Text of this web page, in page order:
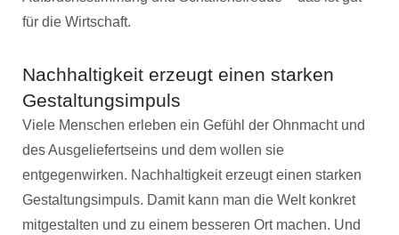
für die Wirtschaft.
Nachhaltigkeit erzeugt einen starken
Gestaltungsimpuls
Viele Menschen erleben ein Gefühl der Ohnmacht und
des Ausgeliefertseins und dem wollen sie
entgegenwirken. Nachhaltigkeit erzeugt einen starken
Gestaltungsimpuls. Damit kann man die Welt konkret
mitgestalten und zu einem besseren Ort machen. Und